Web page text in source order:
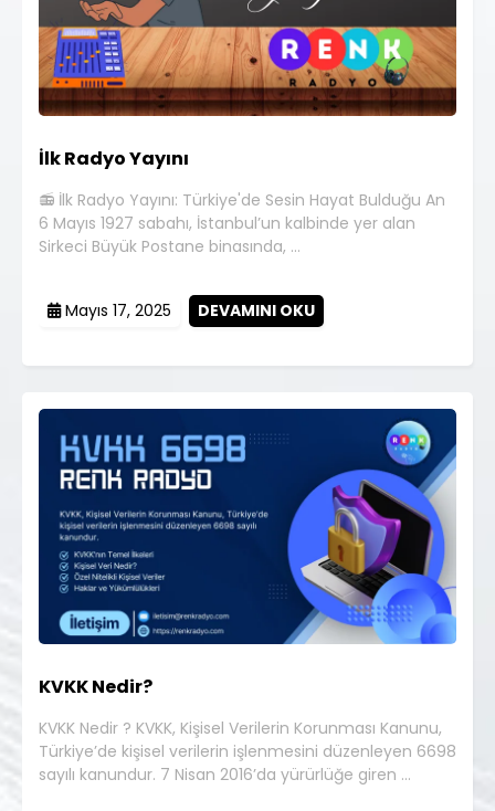
İlk Radyo Yayını
📻 İlk Radyo Yayını: Türkiye'de Sesin Hayat Bulduğu An
6 Mayıs 1927 sabahı, İstanbul’un kalbinde yer alan
Sirkeci Büyük Postane binasında, …
Mayıs 17, 2025 DEVAMINI OKU
KVKK Nedir?
KVKK Nedir ? KVKK, Kişisel Verilerin Korunması Kanunu,
Türkiye’de kişisel verilerin işlenmesini düzenleyen 6698
sayılı kanundur. 7 Nisan 2016’da yürürlüğe giren …